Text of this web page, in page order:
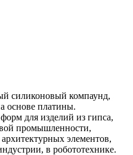
силиконовый компаунд,
основе платины.
для изделий из гипса,
промышленности,
элементов,
в робототехнике.